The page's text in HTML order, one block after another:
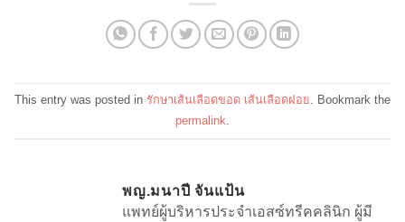
This entry was posted in รักษาเส้นเลือดขอด เส้นเลือดฝอย. Bookmark the
permalink.
พญ.มนาปี จันแป้น
แพทย์ผู้บริหารประจำเอสซ์ทรีคคลินิก ผู้มี